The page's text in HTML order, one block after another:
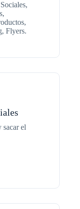
Flyers.
sacar el